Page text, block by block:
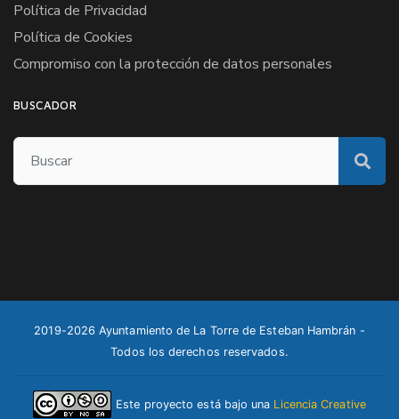
Política de Privacidad
Política de Cookies
Compromiso con la protección de datos personales
BUSCADOR
2019-2026 Ayuntamiento de La Torre de Esteban Hambrán -
Todos los derechos reservados.
Este proyecto está bajo una Licencia Creative